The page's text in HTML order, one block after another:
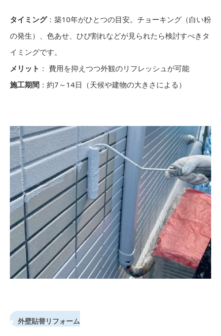
タイミング：築10年がひとつの目安。チョーキング（白い粉
の発生）、色あせ、ひび割れなどが見られたら検討すべきタ
イミングです。
メリット ： 費用を抑えつつ外観のリフレッシュが可能
施工期間 ：約7～14日（天候や建物の大きさによる）
外壁貼替リフォーム